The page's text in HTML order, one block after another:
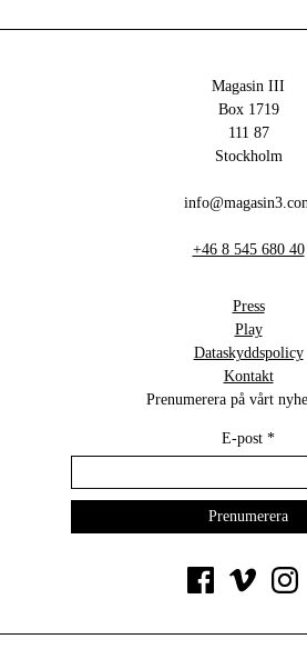
Magasin III
Box 1719
111 87
Stockholm
+46 8 545 680 40
Press
Play
Dataskyddspolicy
Kontakt
Prenumerera på vårt
E-post *